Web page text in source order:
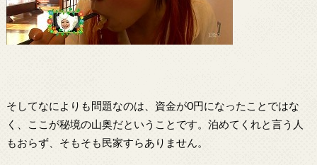
そしてなによりも問題なのは、資金が0円になったことではな
く、ここが秘境の山奥だということです。泊めてくれと言う人
もおらず、そもそも民家すらありません。